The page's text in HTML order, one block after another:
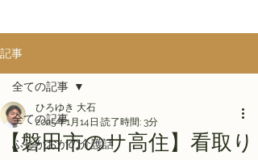
記事
全ての記事
ふじがおかの介護話
全ての記事
【磐田市のサ高住】看取り
ひろゆき 大石
2025年1月14日 読了時間: 3分